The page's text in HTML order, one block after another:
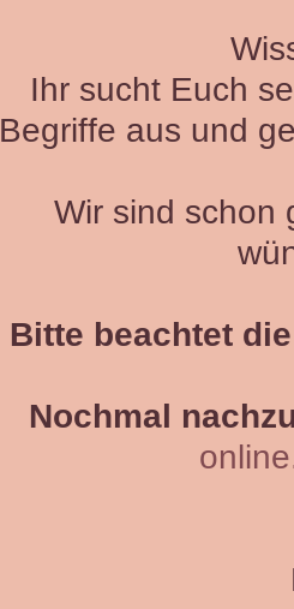
Ihr sucht Euch
Begriffe aus und
Wir sind schon
Bitte beachtet
Nochmal